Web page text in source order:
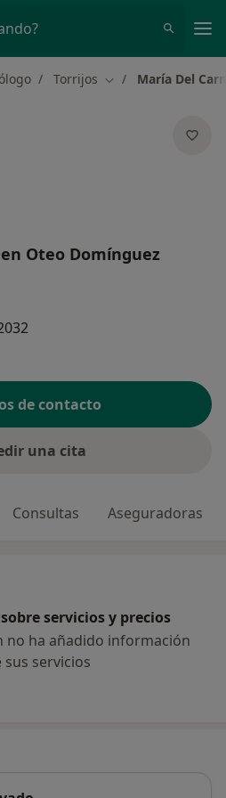
Torrijos Cambiar de ciudad
María Del
Oteo Domínguez
de contacto
una cita
Consultas Aseguradoras
servicios y precios
no ha añadido información
sus servicios